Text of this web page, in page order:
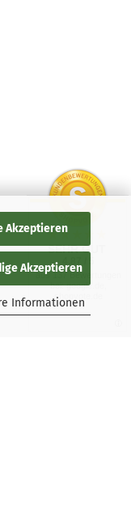
Akzeptieren
Akzeptieren
Informationen
SEHR GUT
aus 137 Bewertungen
bei: google.de,
shopvote.de